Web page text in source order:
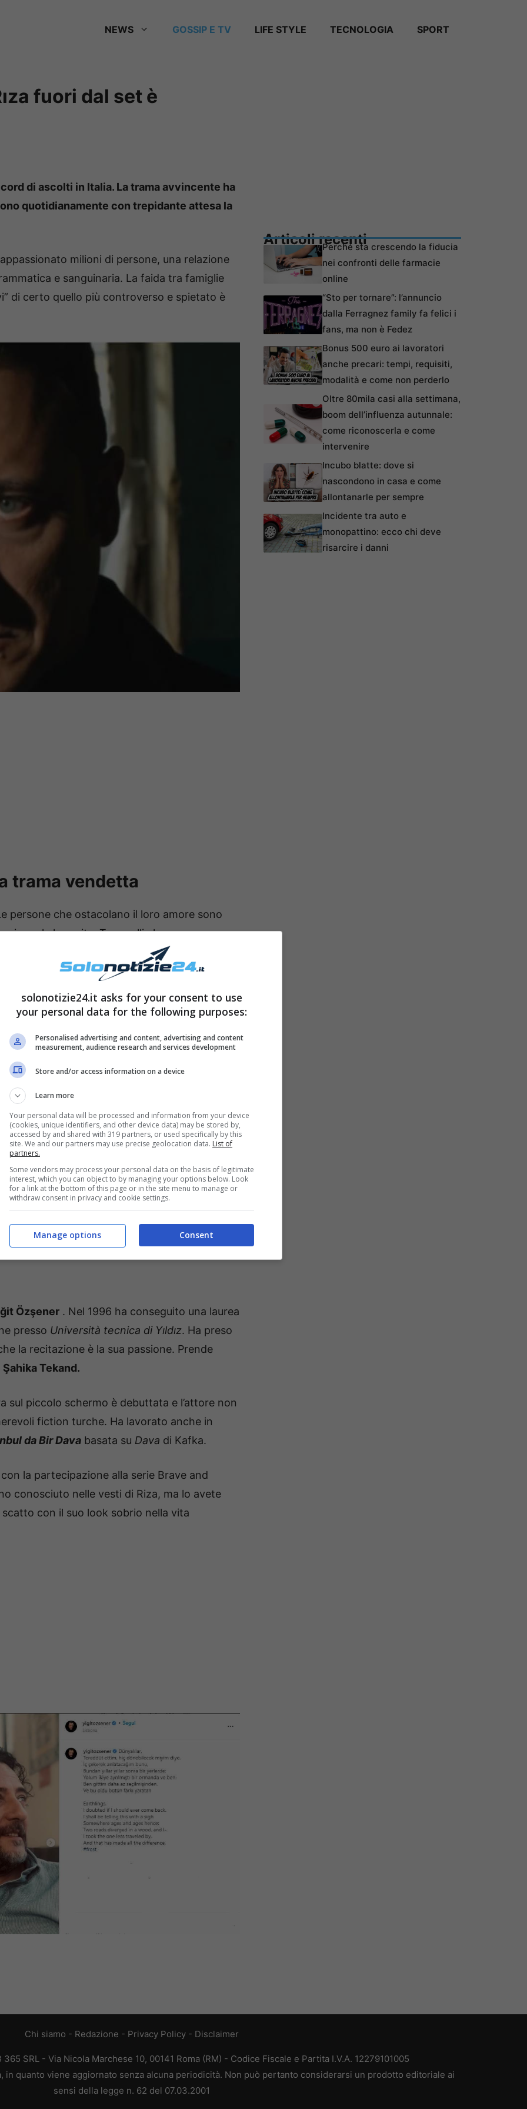
NEWS GOSSIP E TV LIFE STYLE TECNOLOGIA SPORT
fuori dal set è
di ascolti in Italia. La trama avvincente ha
quotidianamente con trepidante attesa la
milioni di persone, una relazione
e sanguinaria. La faida tra famiglie
di certo quello più controverso e spietato è
trama vendetta
persone che ostacolano il loro amore sono
la loro vite. Tra quelli che
di certo
, che vive a casa di Cesur e nel
non ha mostrato fino in fondo ciò di cui
una condanna per omicidio per
è in suo possesso per vendicarsi diTahsin
che gli presta il volto fuori dal set?
mai visto Riza fuori dal
Özşener . Nel 1996 ha conseguito una laurea
presso Università tecnica di Yıldız. Ha preso
la recitazione è la sua passione. Prende
Şahika Tekand.
sul piccolo schermo è debuttata e l’attore non
fiction turche. Ha lavorato anche in
da Bir Dava basata su Dava di Kafka.
la partecipazione alla serie Brave and
conosciuto nelle vesti di Riza, ma lo avete
con il suo look sobrio nella vita
Articoli recentiPerché sta crescendo la fiducia
nei confronti delle farmacie
online
“Sto per tornare”: l’annuncio
dalla Ferragnez family fa felici i
fans, ma non è Fedez
Bonus 500 euro ai lavoratori
anche precari: tempi, requisiti,
modalità e come non perderlo
Oltre 80mila casi alla settimana,
boom dell’influenza autunnale:
come riconoscerla e come
intervenire
Incubo blatte: dove si
nascondono in casa e come
allontanarle per sempre
Incidente tra auto e
monopattino: ecco chi deve
risarcire i danni
Chi siamo - Redazione - Privacy Policy - Disclaimer
SRL - Via Nicola Marchese 10, 00141 Roma (RM) - Codice Fiscale e Partita I.V.A. 12279101005
quanto viene aggiornato senza alcuna periodicità. Non può pertanto considerarsi un prodotto editoriale ai
sensi della legge n. 62 del 07.03.2001
solonotizie24.it asks for your consent to use
your personal data for the following purposes:
Personalised advertising and content, advertising and content
measurement, audience research and services development
Store and/or access information on a device
Learn more
Your personal data will be processed and information from your device
(cookies, unique identifiers, and other device data) may be stored by,
accessed by and shared with 319 partners, or used specifically by this
site. We and our partners may use precise geolocation data. List of
partners.
Some vendors may process your personal data on the basis of legitimate
interest, which you can object to by managing your options below. Look
for a link at the bottom of this page or in the site menu to manage or
withdraw consent in privacy and cookie settings.
Consent
Manage options